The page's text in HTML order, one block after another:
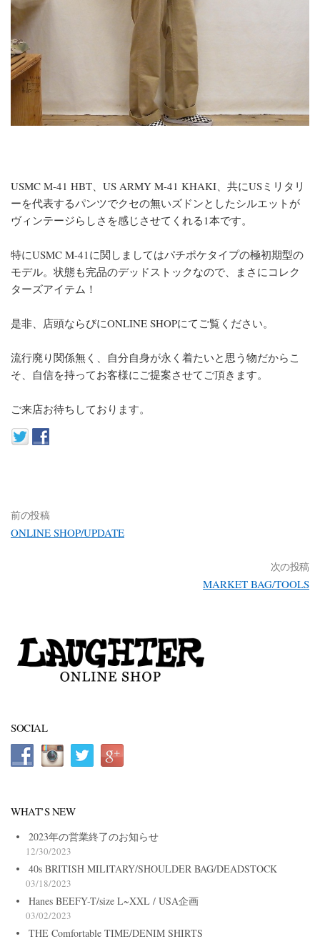
USMC M-41 HBT、US ARMY M-41 KHAKI、共にUSミリタリ
ーを代表するパンツでクセの無いズドンとしたシルエットが
ヴィンテージらしさを感じさせてくれる1本です。
特にUSMC M-41に関しましてはパチポケタイプの極初期型の
モデル。状態も完品のデッドストックなので、まさにコレク
ターズアイテム！
是非、店頭ならびにONLINE SHOPにてご覧ください。
流行廃り関係無く、自分自身が永く着たいと思う物だからこ
そ、自信を持ってお客様にご提案させてご頂きます。
ご来店お待ちしております。
前の投稿
ONLINE SHOP/UPDATE
次の投稿
MARKET BAG/TOOLS
SOCIAL
WHAT’S NEW
2023年の営業終了のお知らせ
12/30/2023
40s BRITISH MILITARY/SHOULDER BAG/DEADSTOCK
03/18/2023
Hanes BEEFY-T/size L~XXL / USA企画
03/02/2023
THE Comfortable TIME/DENIM SHIRTS